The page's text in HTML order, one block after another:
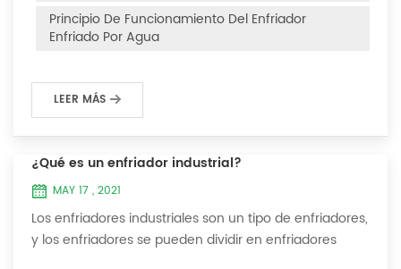
Principio De Funcionamiento Del Enfriador
Enfriado Por Agua
LEER MÁS
¿Qué es un enfriador industrial?
MAY 17 , 2021
Los enfriadores industriales son un tipo de enfriadores,
y los enfriadores se pueden dividir en enfriadores